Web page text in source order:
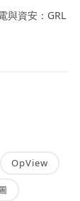
與資安：GRL
OpView